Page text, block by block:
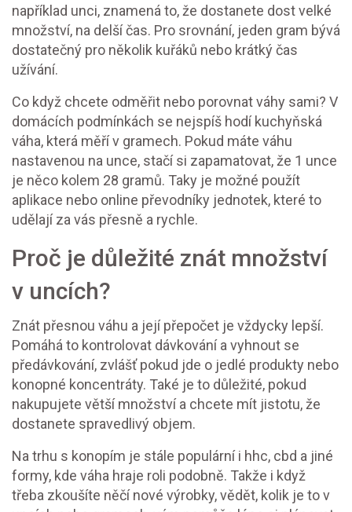
například unci, znamená to, že dostanete dost velké
množství, na delší čas. Pro srovnání, jeden gram bývá
dostatečný pro několik kuřáků nebo krátký čas
užívání.
Co když chcete odměřit nebo porovnat váhy sami? V
domácích podmínkách se nejspíš hodí kuchyňská
váha, která měří v gramech. Pokud máte váhu
nastavenou na unce, stačí si zapamatovat, že 1 unce
je něco kolem 28 gramů. Taky je možné použít
aplikace nebo online převodníky jednotek, které to
udělají za vás přesně a rychle.
Proč je důležité znát množství
v uncích?
Znát přesnou váhu a její přepočet je vždycky lepší.
Pomáhá to kontrolovat dávkování a vyhnout se
předávkování, zvlášť pokud jde o jedlé produkty nebo
konopné koncentráty. Také je to důležité, pokud
nakupujete větší množství a chcete mít jistotu, že
dostanete spravedlivý objem.
Na trhu s konopím je stále populární i hhc, cbd a jiné
formy, kde váha hraje roli podobně. Takže i když
třeba zkoušíte něčí nové výrobky, vědět, kolik je to v